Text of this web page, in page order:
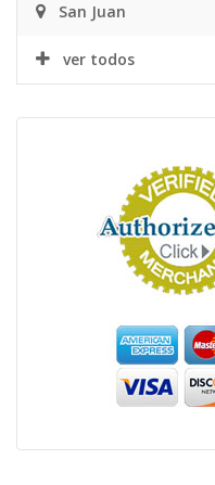
San Juan
ver todos